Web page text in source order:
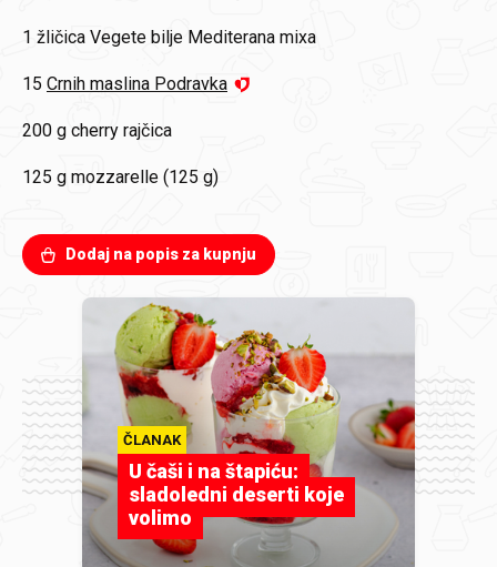
1 žličica Vegete bilje Mediterana mixa
15 Crnih maslina Podravka
200 g cherry rajčica
125 g mozzarelle (125 g)
Dodaj na popis za kupnju
ČLANAK
U čaši i na štapiću:
sladoledni deserti koje
volimo